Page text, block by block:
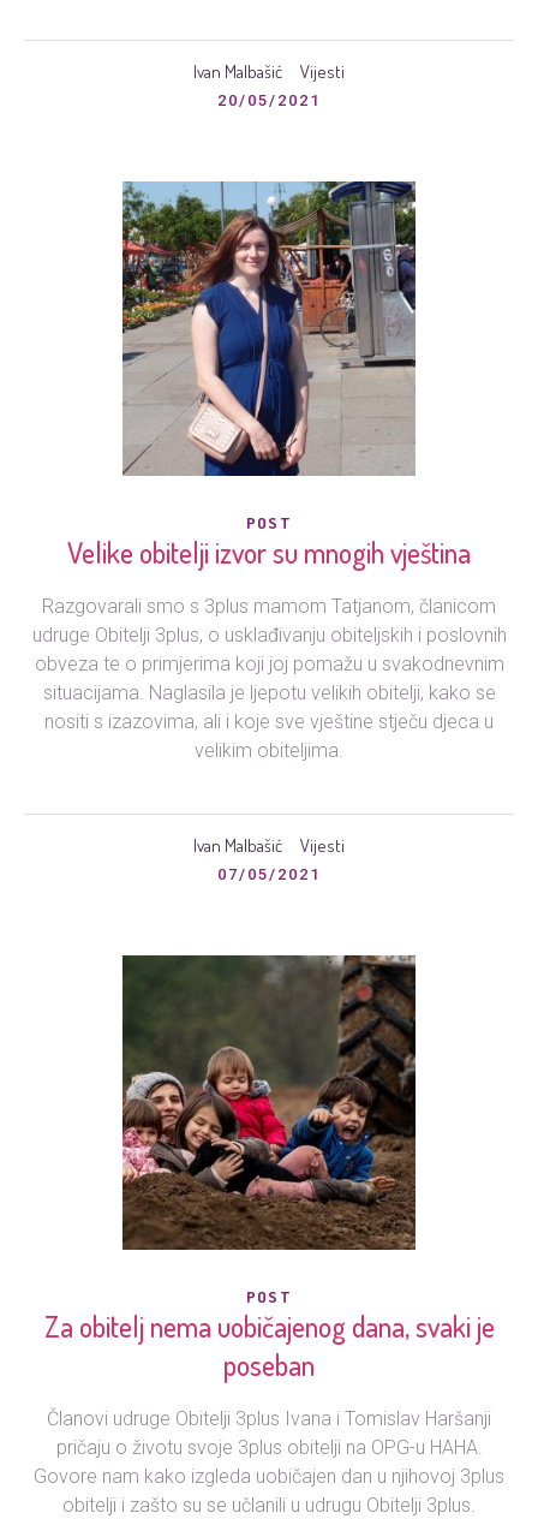
Ivan Malbašić Vijesti
20/05/2021
POST
Velike obitelji izvor su mnogih vještina
Razgovarali smo s 3plus mamom Tatjanom, članicom
udruge Obitelji 3plus, o usklađivanju obiteljskih i poslovnih
obveza te o primjerima koji joj pomažu u svakodnevnim
situacijama. Naglasila je ljepotu velikih obitelji, kako se
nositi s izazovima, ali i koje sve vještine stječu djeca u
velikim obiteljima.
Ivan Malbašić Vijesti
07/05/2021
POST
Za obitelj nema uobičajenog dana, svaki je
poseban
Članovi udruge Obitelji 3plus Ivana i Tomislav Haršanji
pričaju o životu svoje 3plus obitelji na OPG-u HAHA.
Govore nam kako izgleda uobičajen dan u njihovoj 3plus
obitelji i zašto su se učlanili u udrugu Obitelji 3plus.